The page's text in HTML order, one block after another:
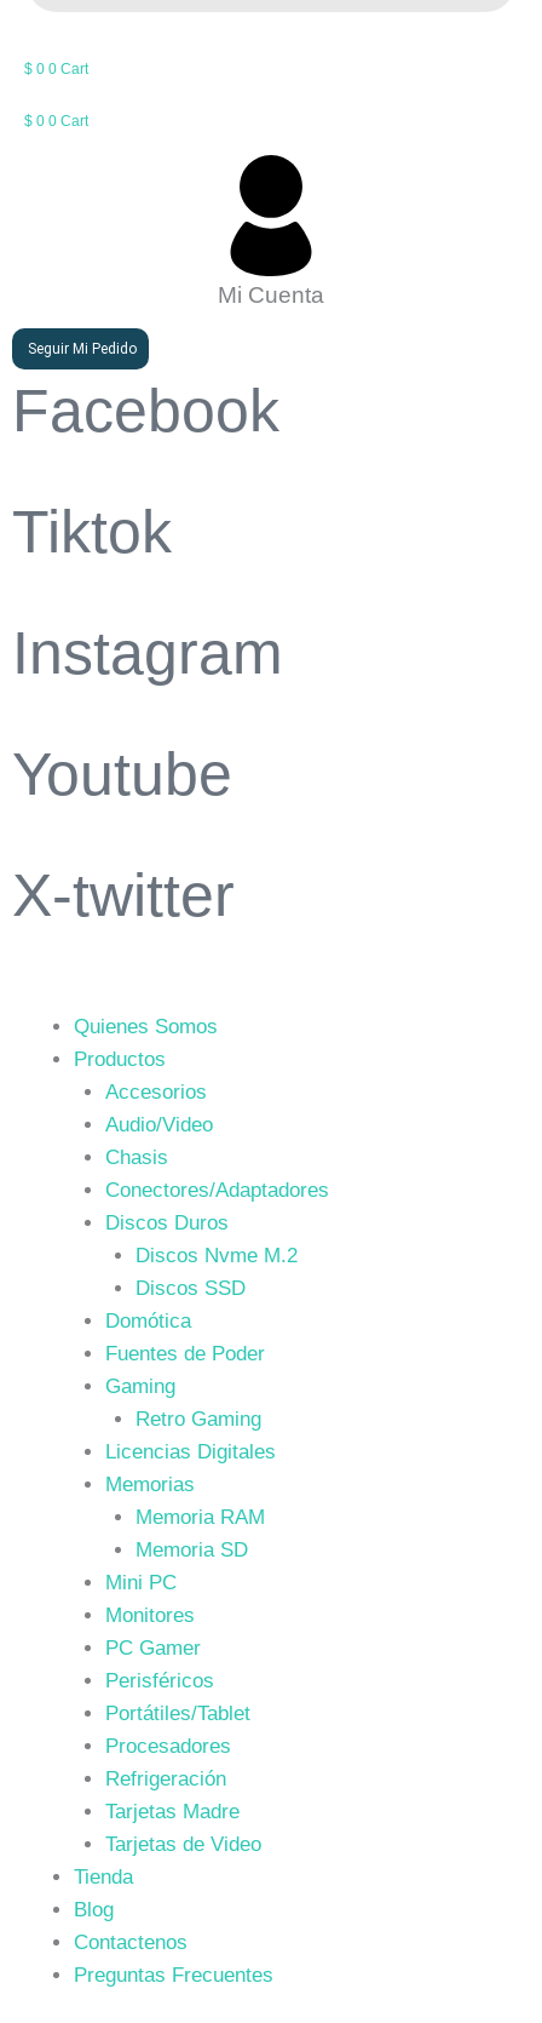
$ 0 0 Cart
$ 0 0 Cart
Mi Cuenta
Seguir Mi Pedido
Facebook
Tiktok
Instagram
Youtube
X-twitter
Quienes Somos
Productos
Accesorios
Audio/Video
Chasis
Conectores/Adaptadores
Discos Duros
Discos Nvme M.2
Discos SSD
Domótica
Fuentes de Poder
Gaming
Retro Gaming
Licencias Digitales
Memorias
Memoria RAM
Memoria SD
Mini PC
Monitores
PC Gamer
Perisféricos
Portátiles/Tablet
Procesadores
Refrigeración
Tarjetas Madre
Tarjetas de Video
Tienda
Blog
Contactenos
Preguntas Frecuentes